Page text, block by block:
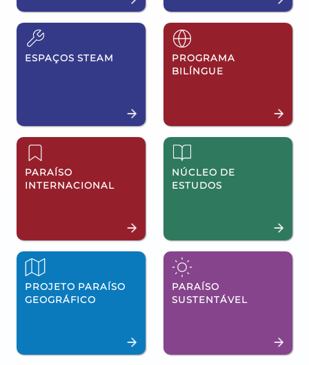
ESPAÇOS STEAM
PROGRAMA
BILÍNGUE
PARAÍSO
INTERNACIONAL
NÚCLEO DE
ESTUDOS
PROJETO PARAÍSO
GEOGRÁFICO
PARAÍSO
SUSTENTÁVEL